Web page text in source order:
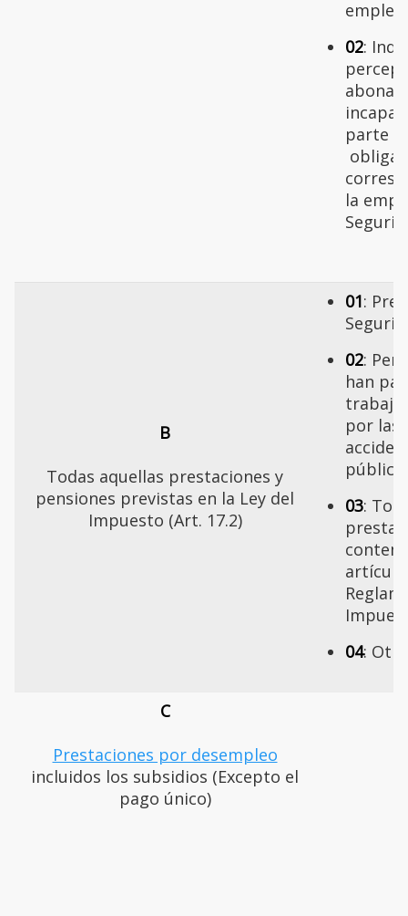
02:
parte
la
B
Todas aquellas prestaciones y
pensiones previstas en la Ley del
Impuesto (Art. 17.2)
01:
02:
han
por las
03:
artículo
04:
C
Prestaciones por desempleo
incluidos los subsidios (Excepto el
pago único)